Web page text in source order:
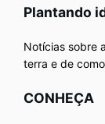
Plantando
Notícias sobre
terra e de
CONHEÇA